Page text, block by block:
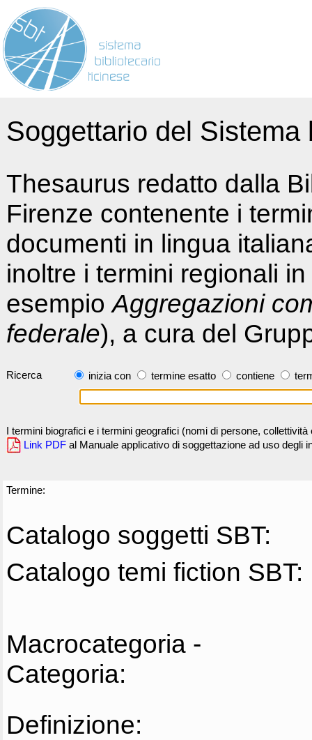
Soggettario del
Thesaurus redatto dalla
Firenze contenente i
documenti in lingua
inoltre i termini regionali
esempioAggregazioni
federale), a cura del
Ricerca inizia con termine esatto contiene
I termini biografici e i termini geografici (nomi di persone,
Link PDF al Manuale applicativo di soggettazione ad uso degli
Termine:
Catalogo soggetti SBT:
Catalogo temi fiction SBT:
Macrocategoria -
Categoria:
Definizione: